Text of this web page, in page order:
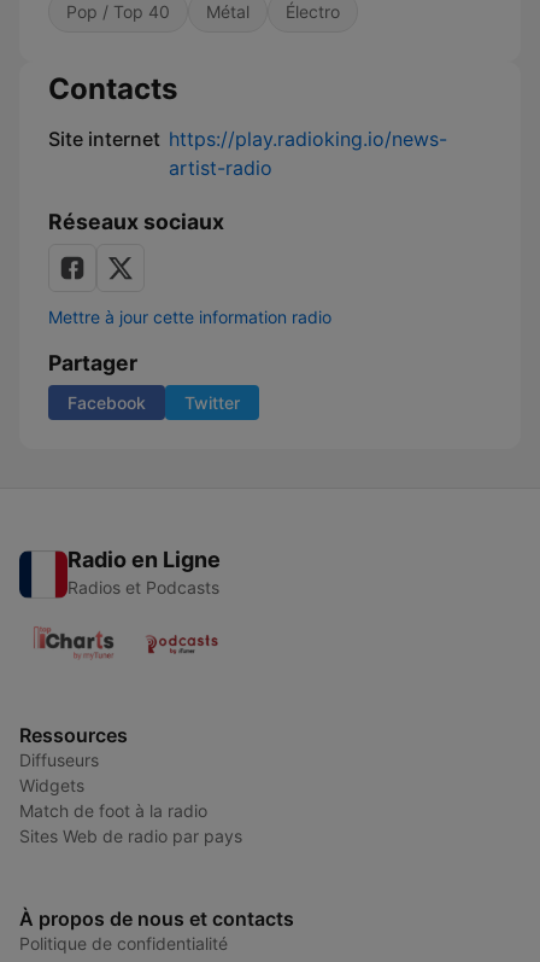
Pop / Top 40 Métal Électro
Contacts
Site internet https://play.radioking.io/news-
artist-radio
Réseaux sociaux
Mettre à jour cette information radio
Partager
Facebook Twitter
Radio en Ligne
Radios et Podcasts
Ressources
Diffuseurs
Widgets
Match de foot à la radio
Sites Web de radio par pays
À propos de nous et contacts
Politique de confidentialité